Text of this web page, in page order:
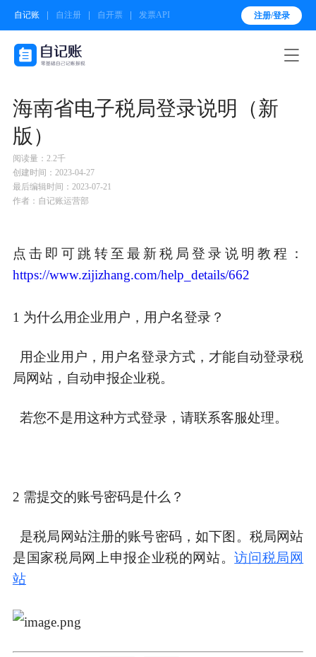
自记账 自注册 自开票 发票API 注册/登录

海南省电子税局登录说明（新
版）
阅读量：2.2千
创建时间：2023-04-27
最后编辑时间：2023-07-21
作者：自记账运营部
点击即可跳转至最新税局登录说明教程：
https://www.zijizhang.com/help_details/662
1 为什么用企业用户，用户名登录？
用企业用户，用户名登录方式，才能自动登录税
局网站，自动申报企业税。
若您不是用这种方式登录，请联系客服处理。
2 需提交的账号密码是什么？
是税局网站注册的账号密码，如下图。税局网站
是国家税局网上申报企业税的网站。访问税局网
站